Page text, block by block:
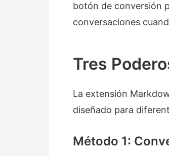
botón de conversión
conversaciones
Tres
La extensión
diseñado para
Método 1: